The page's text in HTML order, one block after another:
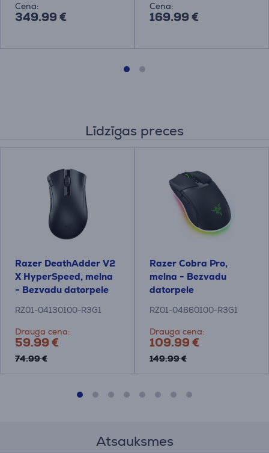
Cena:
349.99 €
Cena:
169.99 €
Līdzīgas preces
Razer DeathAdder V2
X HyperSpeed, melna
- Bezvadu datorpele
RZ01-04130100-R3G1
Drauga cena:
59.99 €
74.99 €
Razer Cobra Pro,
melna - Bezvadu
datorpele
RZ01-04660100-R3G1
Drauga cena:
109.99 €
149.99 €
Atsauksmes